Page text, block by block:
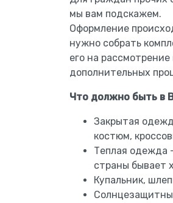
мы вам подскажем.
Оформление
нужно собрать
его на
дополнительных
Что должно быть в
Закрытая
костюм,
Теплая одежда
страны бывает
Купальник,